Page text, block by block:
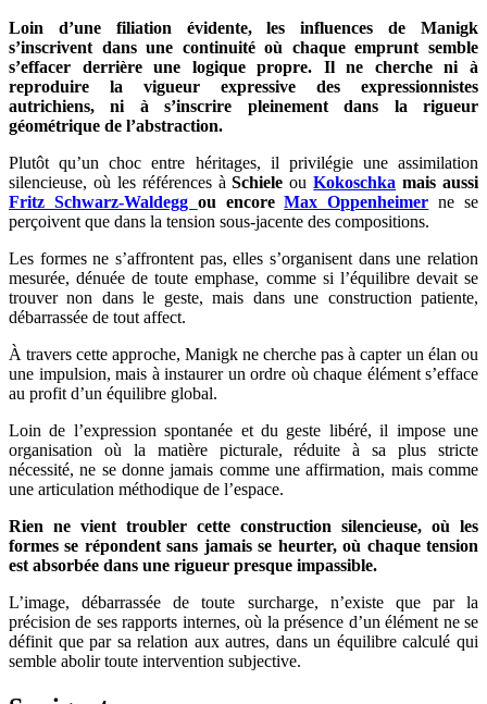
Loin d’une filiation évidente, les influences de Manigk
s’inscrivent dans une continuité où chaque emprunt semble
s’effacer derrière une logique propre. Il ne cherche ni à
reproduire la vigueur expressive des expressionnistes
autrichiens, ni à s’inscrire pleinement dans la rigueur
géométrique de l’abstraction.
Plutôt qu’un choc entre héritages, il privilégie une assimilation
silencieuse, où les références àSchiele ouKokoschka mais aussi
Fritz Schwarz-Waldegg ou encoreMax Oppenheimer ne se
perçoivent que dans la tension sous-jacente des compositions.
Les formes ne s’affrontent pas, elles s’organisent dans une relation
mesurée, dénuée de toute emphase, comme si l’équilibre devait se
trouver non dans le geste, mais dans une construction patiente,
débarrassée de tout affect.
À travers cette approche, Manigk ne cherche pas à capter un élan ou
une impulsion, mais à instaurer un ordre où chaque élément s’efface
au profit d’un équilibre global.
Loin de l’expression spontanée et du geste libéré, il impose une
organisation où la matière picturale, réduite à sa plus stricte
nécessité, ne se donne jamais comme une affirmation, mais comme
une articulation méthodique de l’espace.
Rien ne vient troubler cette construction silencieuse, où les
formes se répondent sans jamais se heurter, où chaque tension
est absorbée dans une rigueur presque impassible.
L’image, débarrassée de toute surcharge, n’existe que par la
précision de ses rapports internes, où la présence d’un élément ne se
définit que par sa relation aux autres, dans un équilibre calculé qui
semble abolir toute intervention subjective.